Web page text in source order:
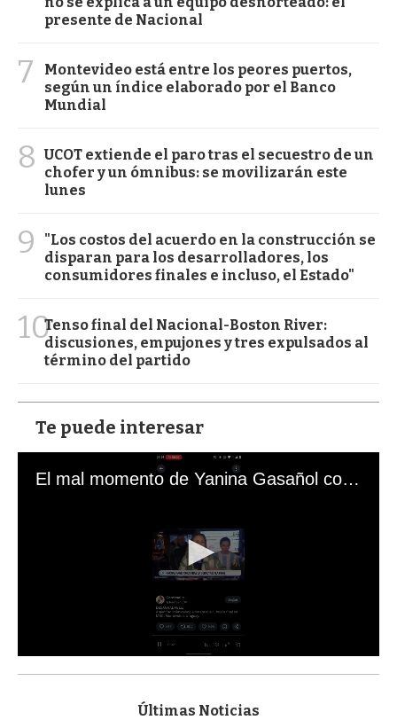
presente de Nacional
7
Montevideo está entre los peores puertos,
según un índice elaborado por el Banco
Mundial
8 UCOT extiende el paro tras el secuestro de un
chofer y un ómnibus: se movilizarán este
lunes
9
"Los costos del acuerdo en la construcción se
disparan para los desarrolladores, los
consumidores finales e incluso, el Estado"
10Tenso final del Nacional-Boston River:
discusiones, empujones y tres expulsados al
término del partido
Te puede interesar
El mal momento de Yanina Gasañol con un hincha argentino en "Subrayado"
s
Últimas Noticias